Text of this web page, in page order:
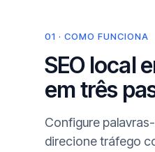
01 · COMO FUNCIONA
SEO local
em três
Configure
direcione tráfego